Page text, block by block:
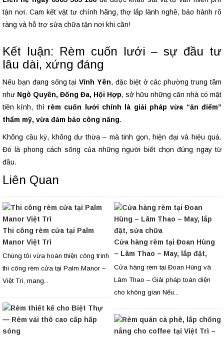
tận nơi. Cam kết vật tư chính hãng, thợ lắp lành nghề, bảo hành rõ
ràng và hỗ trợ sửa chữa tận nơi khi cần!
Kết luận: Rèm cuốn lưới – sự đầu tư
lâu dài, xứng đáng
Nếu bạn đang sống tạiVĩnh Yên, đặc biệt ở các phường trung tâm
như Ngô Quyền, Đống Đa, Hội Hợp, sở hữu những căn nhà có mặt
tiền kính, thì rèm cuốn lưới chính là giải pháp vừa “ăn điểm”
thẩm mỹ, vừa đảm bảo công năng.
Không cầu kỳ, không dư thừa – mà tinh gọn, hiện đại và hiệu quả.
Đó là phong cách sống của những người biết chọn đúng ngay từ
đầu.
Liên Quan
Thi công rèm cửa tại Palm
Manor Việt Trì
Chúng tôi vừa hoàn thiện công trình
thi công rèm cửa tại Palm Manor –
Việt Trì, mang...
Cửa hàng rèm tại Đoan Hùng
– Lâm Thao – May, lắp đặt,
sửa chữa
Cửa hàng rèm tại Đoan Hùng và
Lâm Thao – Giải pháp toàn diện
cho không gian Nếu...